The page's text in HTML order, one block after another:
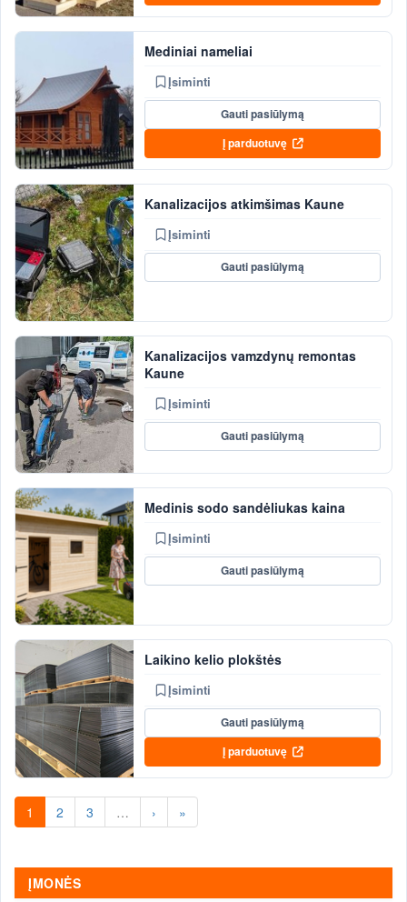
Mediniai nameliai
Įsiminti
Gauti pasiūlymą
Į parduotuvę
Kanalizacijos atkimšimas Kaune
Įsiminti
Gauti pasiūlymą
Kanalizacijos vamzdynų remontas
Kaune
Įsiminti
Gauti pasiūlymą
Medinis sodo sandėliukas kaina
Įsiminti
Gauti pasiūlymą
Laikino kelio plokštės
Įsiminti
Gauti pasiūlymą
Į parduotuvę
1 2 3 … › »
ĮMONĖS